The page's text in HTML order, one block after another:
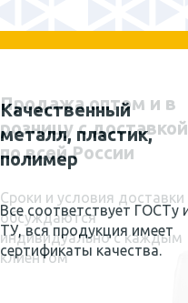
Продажа оптом и в
розницу с доставкой
по всей России
Сроки и условия доставки
обсуждаются
индивидуально с каждым
клиентом